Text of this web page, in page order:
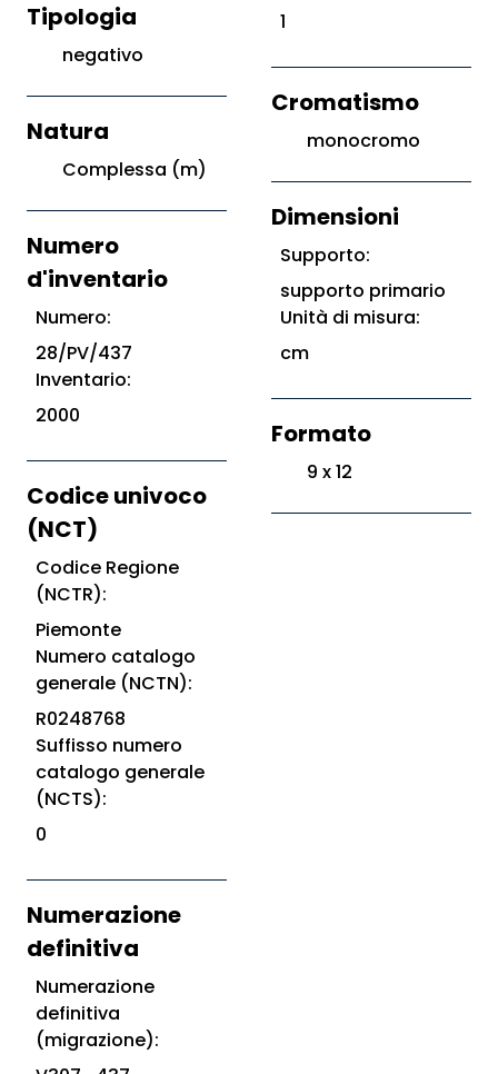
Tipologia
negativo
Natura
Complessa (m)
Numero
d'inventario
Numero:
28/PV/437
Inventario:
2000
Codice univoco
(NCT)
Codice Regione
(NCTR):
Piemonte
Numero catalogo
generale (NCTN):
R0248768
Suffisso numero
catalogo generale
(NCTS):
0
Numerazione
definitiva
Numerazione
definitiva
(migrazione):
1
Cromatismo
monocromo
Dimensioni
Supporto:
supporto primario
Unità di misura:
cm
Formato
9 x 12